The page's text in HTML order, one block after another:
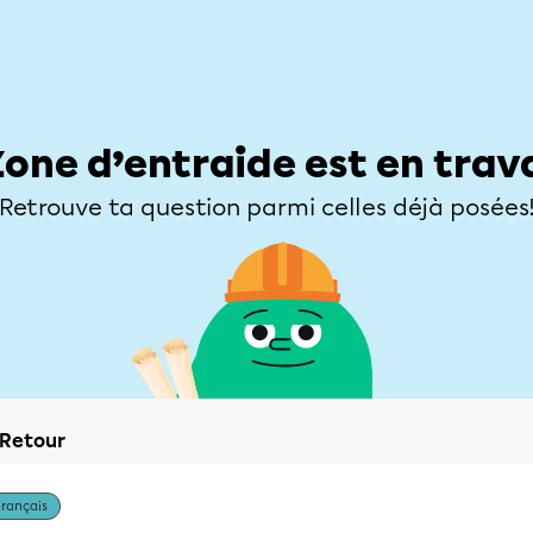
d’entraide est en
Retrouve ta question parmi celles déjà posées!
Retour